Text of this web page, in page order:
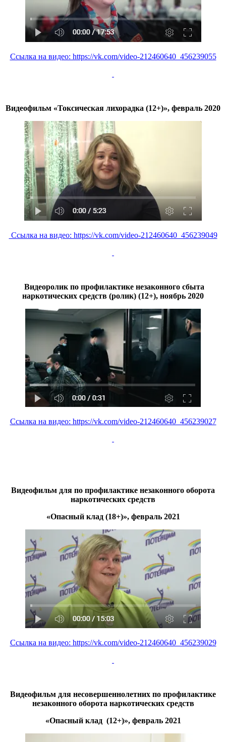
Ссылка на видео: https://vk.com/video-212460640_456239055
Видеофильм «Токсическая лихорадка (12+)», февраль 2020
Ссылка на видео: https://vk.com/video-212460640_456239049
Видеоролик по профилактике незаконного сбыта
наркотических средств (ролик) (12+), ноябрь 2020
Ссылка на видео: https://vk.com/video-212460640_456239027
Видеофильм для по профилактике незаконного оборота
наркотических средств
«Опасный клад (18+)», февраль 2021
Ссылка на видео: https://vk.com/video-212460640_456239029
Видеофильм для несовершеннолетних по профилактике
незаконного оборота наркотических средств
«Опасный клад (12+)», февраль 2021